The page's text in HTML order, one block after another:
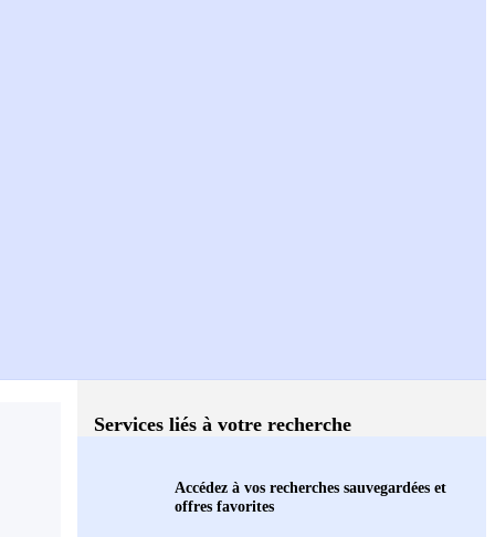
Services liés à votre recherche
Accédez à vos recherches sauvegardées et
offres favorites